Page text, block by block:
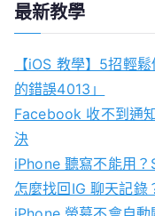
最新教學
【iOS 教學】5招輕
的錯誤4013」
Facebook 收不到通
決
iPhone 聽寫不能用
怎麼找回IG 聊天記錄